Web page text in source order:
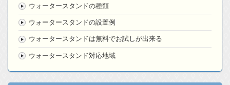
ウォータースタンドの種類
ウォータースタンドの設置例
ウォータースタンドは無料でお試しが出来る
ウォータースタンド対応地域